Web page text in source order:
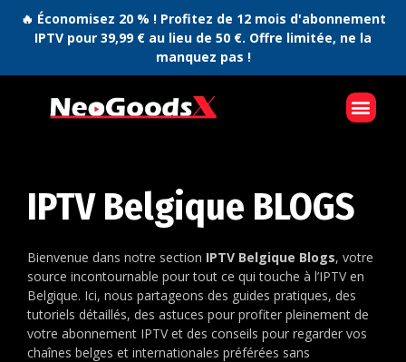
🔥 Économisez 20 % ! Profitez de 12 mois d'abonnement
IPTV pour 39,99 € au lieu de 50 €. Offre limitée, ne la
manquez pas !
IPTV Belgique BLOGS
Bienvenue dans notre section IPTV Belgique Blogs, votre
source incontournable pour tout ce qui touche à l’IPTV en
Belgique. Ici, nous partageons des guides pratiques, des
tutoriels détaillés, des astuces pour profiter pleinement de
votre abonnement IPTV et des conseils pour regarder vos
chaînes belges et internationales préférées sans